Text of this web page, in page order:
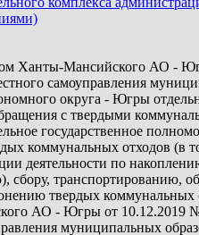
Ханты-Мансийского АО -
самоуправления
округа - Югры
с твердыми
государственное
коммунальных отходов (в
деятельности по
сбору, транспортированию,
твердых коммунальных
АО - Югры от 10.12.2019
муниципальных